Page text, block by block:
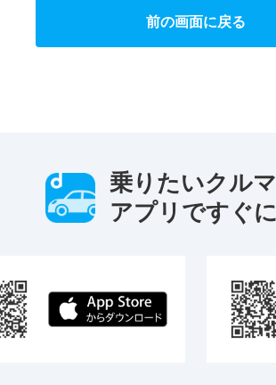
前の画面に戻る
乗りたいクル
アプリですぐ